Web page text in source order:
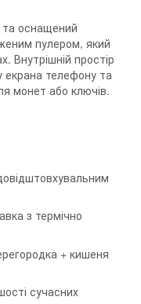
та оснащений
пулером, який
Внутрішній простір
екрана телефону та
монет або ключів.
з термічно
+ кишеня
сучасних